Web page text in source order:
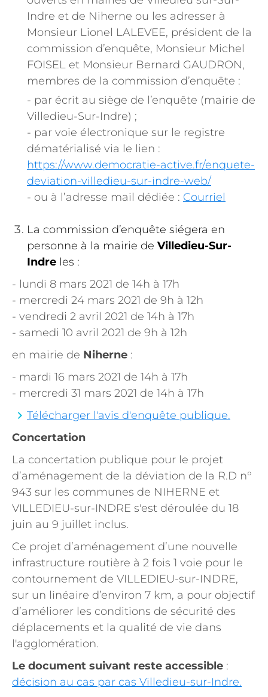
Indre et de Niherne ou les adresser à
Monsieur Lionel LALEVEE, président de la
commission d’enquête, Monsieur Michel
FOISEL et Monsieur Bernard GAUDRON,
membres de la commission d’enquête :
- par écrit au siège de l’enquête (mairie de
Villedieu-Sur-Indre) ;
- par voie électronique sur le registre
dématérialisé via le lien :
https://www.democratie-active.fr/enquete-
deviation-villedieu-sur-indre-web/
- ou à l’adresse mail dédiée : Courriel
La commission d’enquête siégera en
personne à la mairie de Villedieu-Sur-
Indre les :
- lundi 8 mars 2021 de 14h à 17h
- mercredi 24 mars 2021 de 9h à 12h
- vendredi 2 avril 2021 de 14h à 17h
- samedi 10 avril 2021 de 9h à 12h
en mairie de Niherne :
- mardi 16 mars 2021 de 14h à 17h
- mercredi 31 mars 2021 de 14h à 17h
Télécharger l'avis d'enquête publique.
Concertation
La concertation publique pour le projet
d’aménagement de la déviation de la R.D n°
943 sur les communes de NIHERNE et
VILLEDIEU-sur-INDRE s'est déroulée du 18
juin au 9 juillet inclus.
Ce projet d’aménagement d’une nouvelle
infrastructure routière à 2 fois 1 voie pour le
contournement de VILLEDIEU-sur-INDRE,
sur un linéaire d’environ 7 km, a pour objectif
d’améliorer les conditions de sécurité des
déplacements et la qualité de vie dans
l'agglomération.
Le document suivant reste accessible :
décision au cas par cas Villedieu-sur-Indre.